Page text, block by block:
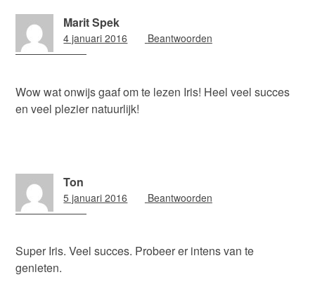
Marit Spek
4 januari 2016 19:46
Beantwoorden
Wow wat onwijs gaaf om te lezen Iris! Heel veel succes
en veel plezier natuurlijk!
Ton
5 januari 2016 13:23
Beantwoorden
Super Iris. Veel succes. Probeer er intens van te
genieten.